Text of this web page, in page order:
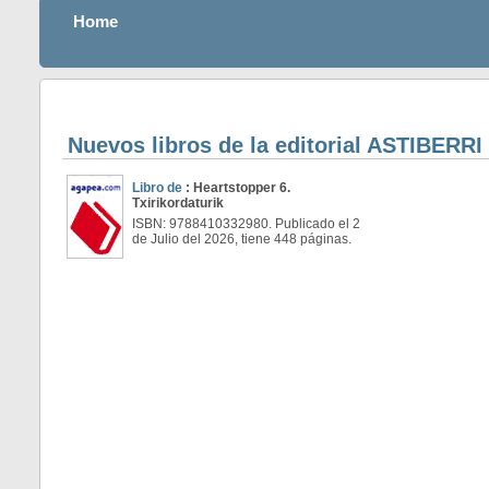
Home
Nuevos libros de la editorial ASTIBERRI
Libro de : Heartstopper 6.
Txirikordaturik
ISBN: 9788410332980. Publicado el 2
de Julio del 2026, tiene 448 páginas.